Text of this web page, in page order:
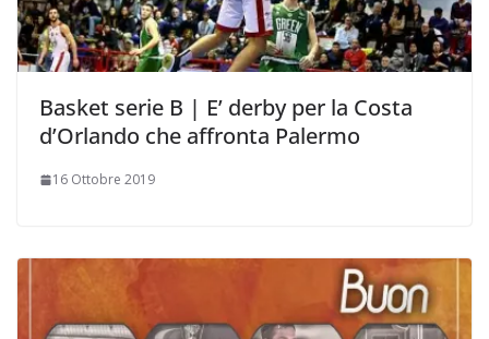
Basket serie B | E’ derby per la Costa
d’Orlando che affronta Palermo
16 Ottobre 2019